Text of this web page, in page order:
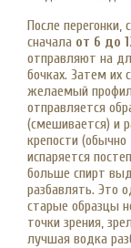
После
сначала от 6 до
отправляют на
бочках. Затем их
желаемый
отправляется
(смешивается) и
крепости
испаряется
больше спирт
разбавлять. Это
старые образцы
точки зрения,
лучшая водка